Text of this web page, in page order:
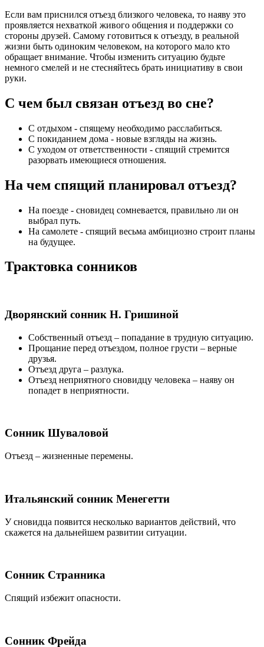
Если вам приснился отъезд близкого человека, то наяву это
проявляется нехваткой живого общения и поддержки со
стороны друзей. Самому готовиться к отъезду, в реальной
жизни быть одиноким человеком, на которого мало кто
обращает внимание. Чтобы изменить ситуацию будьте
немного смелей и не стесняйтесь брать инициативу в свои
руки.
С чем был связан отъезд во сне?
С отдыхом - спящему необходимо расслабиться.
С покиданием дома - новые взгляды на жизнь.
С уходом от ответственности - спящий стремится
разорвать имеющиеся отношения.
На чем спящий планировал отъезд?
На поезде - сновидец сомневается, правильно ли он
выбрал путь.
На самолете - спящий весьма амбициозно строит планы
на будущее.
Трактовка сонников
Дворянский сонник Н. Гришиной
Собственный отъезд – попадание в трудную ситуацию.
Прощание перед отъездом, полное грусти – верные
друзья.
Отъезд друга – разлука.
Отъезд неприятного сновидцу человека – наяву он
попадет в неприятности.
Сонник Шуваловой
Отъезд – жизненные перемены.
Итальянский сонник Менегетти
У сновидца появится несколько вариантов действий, что
скажется на дальнейшем развитии ситуации.
Сонник Странника
Спящий избежит опасности.
Сонник Фрейда